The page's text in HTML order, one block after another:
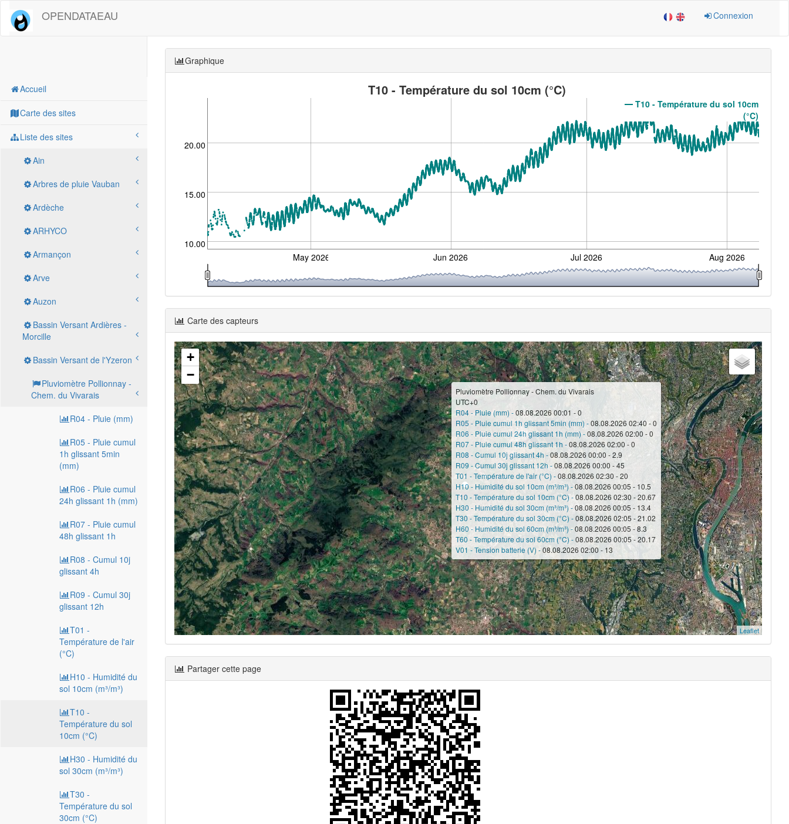
OPENDATAEAU Connexion
Accueil
Carte des sites
Liste des sites
Ain
Arbres de pluie Vauban
Ardèche
ARHYCO
Armançon
Arve
Auzon
Bassin Versant Ardières -
Morcille
Bassin Versant de l'Yzeron
Pluviomètre Pollionnay -
Chem. du Vivarais
R04 - Pluie (mm)
R05 - Pluie cumul
1h glissant 5min
(mm)
R06 - Pluie cumul
24h glissant 1h (mm)
R07 - Pluie cumul
48h glissant 1h
R08 - Cumul 10j
glissant 4h
R09 - Cumul 30j
glissant 12h
T01 -
Température de l'air
(°C)
H10 - Humidité du
sol 10cm (m³/m³)
T10 -
Température du sol
10cm (°C)
H30 - Humidité du
sol 30cm (m³/m³)
T30 -
Température du sol
30cm (°C)
Graphique
T10 - Température du sol 10cm (°C)
T10 - Température du sol 10cm
(°C)
10.00
15.00
20.00
May 2026 Jun 2026 Jul 2026 Aug 2026
Carte des capteurs
Pluviomètre Pollionnay - Chem. du Vivarais
UTC+0
R04 - Pluie (mm) -08.08.2026 00:01 - 0
R05 - Pluie cumul 1h glissant 5min (mm) -08.08.2026 02:40 - 0
R06 - Pluie cumul 24h glissant 1h (mm) -08.08.2026 02:00 - 0
R07 - Pluie cumul 48h glissant 1h -08.08.2026 02:00 - 0
R08 - Cumul 10j glissant 4h -08.08.2026 00:00 - 2.9
R09 - Cumul 30j glissant 12h -08.08.2026 00:00 - 45
T01 - Température de l'air (°C) -08.08.2026 02:30 - 20
H10 - Humidité du sol 10cm (m³/m³) -08.08.2026 00:05 - 10.5
T10 - Température du sol 10cm (°C) -08.08.2026 02:30 - 20.67
H30 - Humidité du sol 30cm (m³/m³) -08.08.2026 00:05 - 13.4
T30 - Température du sol 30cm (°C) -08.08.2026 02:05 - 21.02
H60 - Humidité du sol 60cm (m³/m³) -08.08.2026 00:05 - 8.3
T60 - Température du sol 60cm (°C) -08.08.2026 00:05 - 20.17
V01 - Tension batterie (V) -08.08.2026 02:00 - 13
+
−
Leaflet
Partager cette page